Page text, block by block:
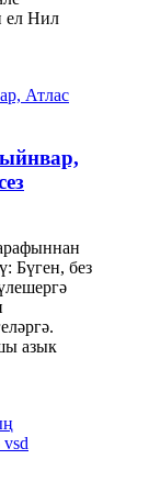
ел Нил
Бүген, без
азык